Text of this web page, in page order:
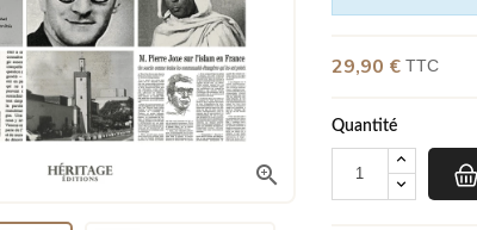

29,90 €TTC
Quantité